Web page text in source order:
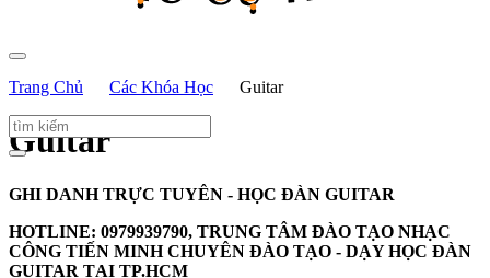
Trang Chủ Các Khóa Học Guitar
Guitar
GHI DANH TRỰC TUYÊN - HỌC ĐÀN GUITAR
HOTLINE: 0979939790, TRUNG TÂM ĐÀO TẠO NHẠC
CÔNG TIẾN MINH CHUYÊN ĐÀO TẠO - DẠY HỌC ĐÀN
GUITAR TẠI TP.HCM